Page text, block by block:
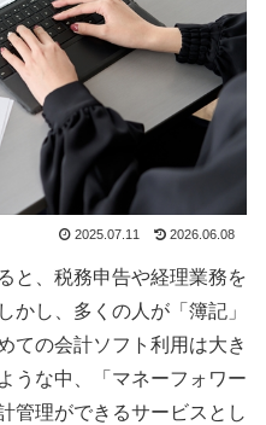
2025.07.11 2026.06.08
と、税務申告や経理業務を
かし、多くの人が「簿記」
ての会計ソフト利用は大き
うな中、「マネーフォワー
管理ができるサービスとし